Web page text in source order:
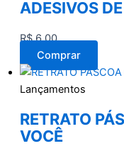
ADESIVOS
R$6,00
Comprar
Lançamentos
RETRATO
VOCÊ